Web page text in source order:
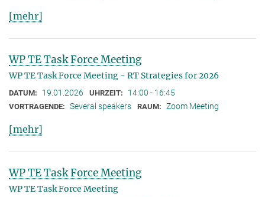
[mehr]
WP TE Task Force Meeting
WP TE Task Force Meeting - RT Strategies for 2026
DATUM: 19.01.2026 UHRZEIT: 14:00 - 16:45
VORTRAGENDE: Several speakers RAUM: Zoom Meeting
[mehr]
WP TE Task Force Meeting
WP TE Task Force Meeting